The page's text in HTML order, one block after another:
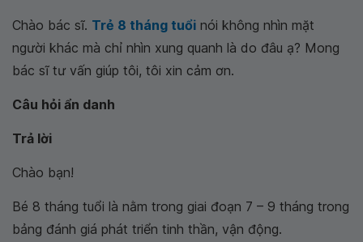
Chào bác sĩ. Trẻ 8 tháng tuổi nói không nhìn mặt
người khác mà chỉ nhìn xung quanh là do đâu ạ? Mong
bác sĩ tư vấn giúp tôi, tôi xin cảm ơn.
Câu hỏi ẩn danh
Trả lời
Chào bạn!
Bé 8 tháng tuổi là nằm trong giai đoạn 7 – 9 tháng trong
bảng đánh giá phát triển tinh thần, vận động.